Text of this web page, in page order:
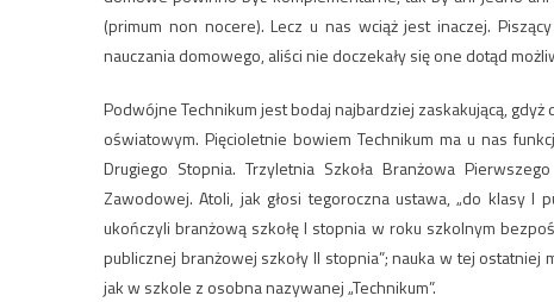
(primum non nocere). Lecz u nas wciąż jest inaczej.
nauczania domowego, aliści nie doczekały się one dotąd
Podwójne Technikum jest bodaj najbardziej zaskakującą,
oświatowym. Pięcioletnie bowiem Technikum ma u nas
Drugiego Stopnia. Trzyletnia Szkoła Branżowa
Zawodowej. Atoli, jak głosi tegoroczna ustawa, „do klasy
ukończyli branżową szkołę I stopnia w roku szkolnym
publicznej branżowej szkoły II stopnia”; nauka w tej ostatniej
jak w szkole z osobna nazywanej „Technikum”.